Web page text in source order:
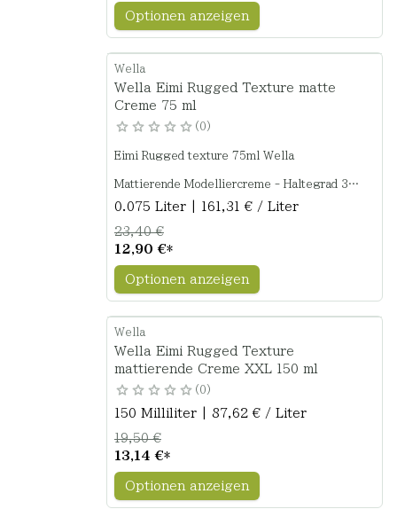
Optionen anzeigen
Wella
Wella Eimi Rugged Texture matte
Creme 75 ml
0
Eimi Rugged texture 75ml Wella
Mattierende Modelliercreme - Haltegrad 3
Verleiht dem Haar einen trendigen, flexiblen
Style und zuverlässigen Halt.
0.075 Liter | 161,31 € / Liter
12,90 €*
23,40 €
Optionen anzeigen
Wella
Wella Eimi Rugged Texture
mattierende Creme XXL 150 ml
0
150 Milliliter | 87,62 € / Liter
13,14 €*
19,50 €
Optionen anzeigen